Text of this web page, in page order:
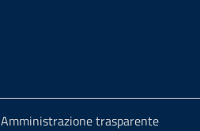
Amministrazione trasparente